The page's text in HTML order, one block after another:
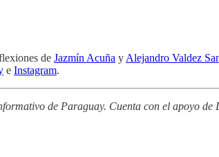
de Jazmín Acuña y Alejandro Valdez
e Instagram.
de Paraguay. Cuenta con el apoyo de